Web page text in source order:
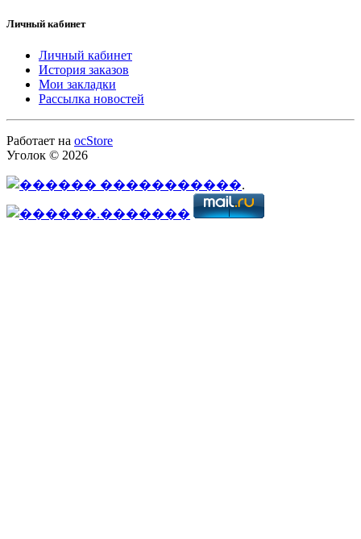
Личный кабинет
Личный кабинет
История заказов
Мои закладки
Рассылка новостей
Работает на ocStore
Уголок © 2026
.